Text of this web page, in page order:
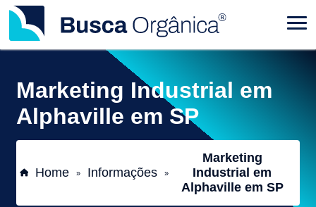
Marketing Industrial em
Alphaville em SP
Home » Informações »
Marketing
Industrial em
Alphaville em SP